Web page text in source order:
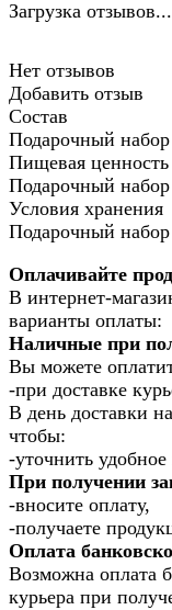
Загрузка отзывов...
Нет отзывов
Добавить отзыв
Состав
Подарочный
Пищевая ценность
Подарочный
Условия хранения
Подарочный
Оплачивайте
В интернет-
варианты оплаты:
Наличные при
Вы можете
-при доставке
В день доставки
чтобы:
-уточнить удобное
При получении
-вносите оплату,
-получаете
Оплата
Возможна оплата
курьера при